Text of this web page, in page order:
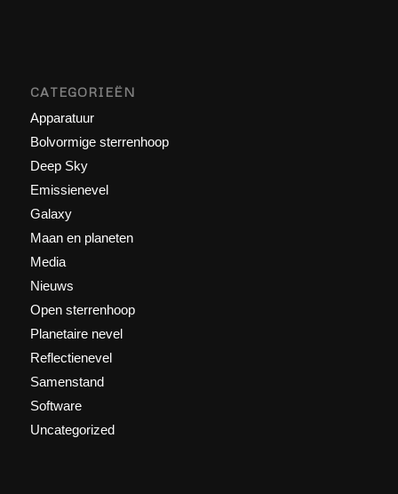
CATEGORIEËN
Apparatuur
Bolvormige sterrenhoop
Deep Sky
Emissienevel
Galaxy
Maan en planeten
Media
Nieuws
Open sterrenhoop
Planetaire nevel
Reflectienevel
Samenstand
Software
Uncategorized